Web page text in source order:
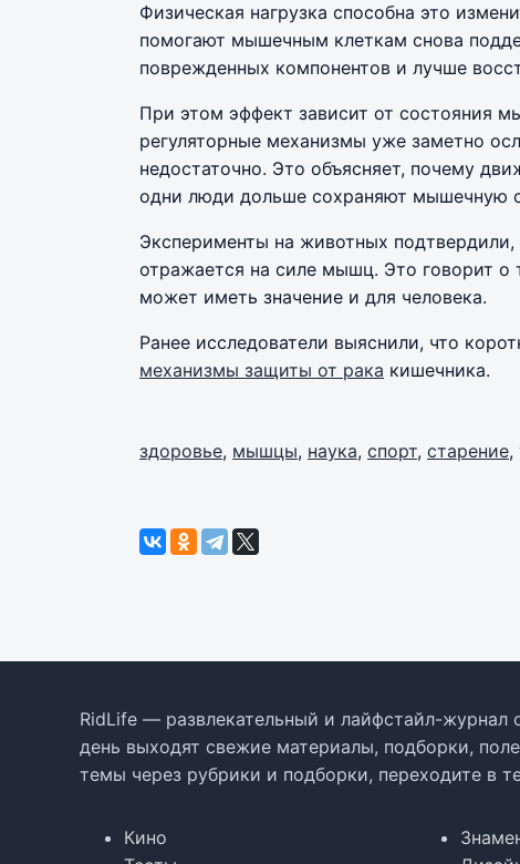
Физическая нагрузка способна это
помогают мышечным клеткам снова
поврежденных компонентов и лучше
При этом эффект зависит от состояния
регуляторные механизмы уже заметно
недостаточно. Это объясняет, почему
одни люди дольше сохраняют мышечную
Эксперименты на животных
отражается на силе мышц. Это говорит
может иметь значение и для человека.
Ранее исследователи выяснили, что
механизмы защиты от рака кишечника.
здоровье, мышцы, наука, спорт, старение,
RidLife — развлекательный и лайфстайл-журнал
день выходят свежие материалы, подборки,
темы через рубрики и подборки, переходите в
Кино